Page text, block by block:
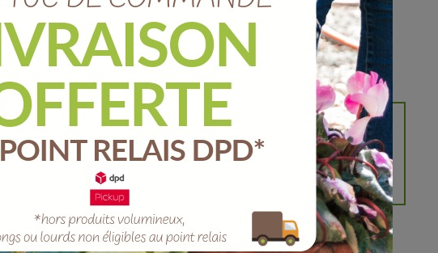
FPNAT250N
EAN :3664715070115
Marque : PROTECT EXPERT
Quantité :
+